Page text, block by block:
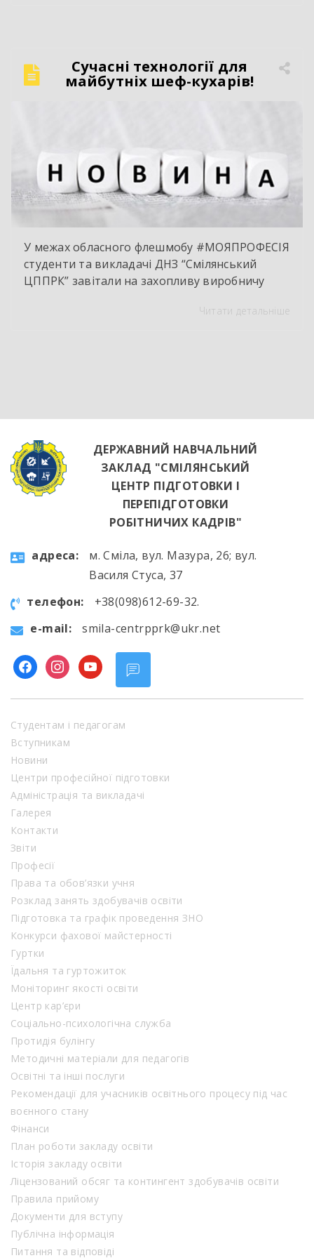
«просто крутити гайки». Це інтелектуальна
праця, комп’ютерна діагностика, знання
Сучасні технології для
майбутніх шеф-кухарів!
У межах обласного флешмобу #МОЯПРОФЕСІЯ
студенти та викладачі ДНЗ “Смілянський
ЦППРК” завітали на захопливу виробничу
НВК “Лідер”. Світлі кахлі, інноваційне
висококваліфікованих майбутніх фахівцях. […]
Читати детальніше
ДЕРЖАВНИЙ НАВЧАЛЬНИЙ
ЗАКЛАД "СМІЛЯНСЬКИЙ
ЦЕНТР ПІДГОТОВКИ І
ПЕРЕПІДГОТОВКИ
РОБІТНИЧИХ КАДРІВ"
aдресa:
м. Сміла, вул. Мазура, 26; вул.
Василя Стуса, 37
телефон:
+38(098)612-69-32.
e-mail:
smila-centrpprk@ukr.net
facebookinstagram
youtube
Студентам і педагогам
Вступникам
Новини
Центри професійної підготовки
Адміністрація та викладачі
Галерея
Контакти
Звіти
Професії
Права та обов’язки учня
Розклад занять здобувачів освіти
Підготовка та графік проведення ЗНО
Конкурси фахової майстерності
Гуртки
Їдальня та гуртожиток
Моніторинг якості освіти
Центр кар’єри
Соціально-психологічна служба
Протидія булінгу
Методичні матеріали для педагогів
Освітні та інші послуги
Рекомендації для учасників освітнього процесу під час
воєнного стану
Фінанси
План роботи закладу освіти
Історія закладу освіти
Ліцензований обсяг та контингент здобувачів освіти
Правила прийому
Документи для вступу
Публічна інформація
Питання та відповіді